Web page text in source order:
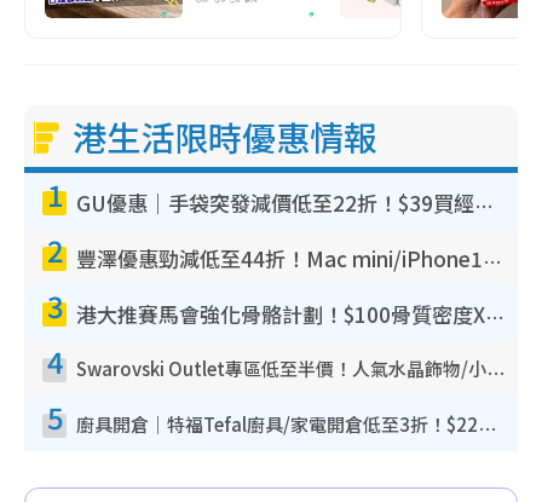
港生活限時優惠情報
1 GU優惠｜手袋突發減價低至22折！$39買經典波士頓包/餃子袋！飾物同步減價$29起！
2 豐澤優惠勁減低至44折！Mac mini/iPhone17Pro大減價！廚房家電$220起
3 港大推賽馬會強化骨骼計劃！$100骨質密度X光檢查 完成免費運動訓練送超市禮券！附參加資格
4 Swarovski Outlet專區低至半價！人氣水晶飾物/小擺設$138起！迪士尼款/水晶高跟鞋都有平
5 廚具開倉｜特福Tefal廚具/家電開倉低至3折！$220起買平底鍋/炒鑊/湯煲！電飯煲/吸塵機/燙斗$418起